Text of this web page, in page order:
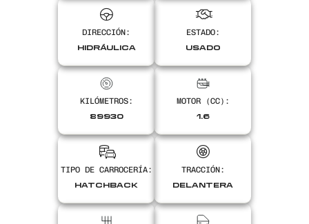
Encontranos en
DIRECCIÓN:
HIDRÁULICA
ESTADO:
USADO
KILÓMETROS:
89930
MOTOR (CC):
1.6
TIPO DE CARROCERÍA:
HATCHBACK
TRACCIÓN:
DELANTERA